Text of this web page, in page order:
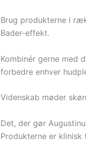
Brug produkterne i
Bader-effekt.
Kombinér gerne med
forbedre enhver
Videnskab møder
Det, der gør
Produkterne er